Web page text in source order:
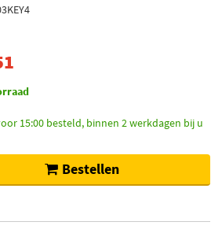
15:00 besteld, binnen 2 werkdagen bij u
Bestellen